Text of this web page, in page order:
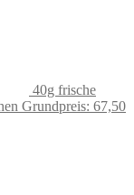
40g frische
Grundpreis: 67,50